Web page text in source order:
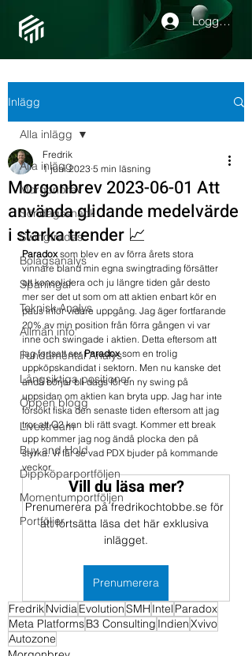
Logga in
Inlägg
Alla inlägg
Morgonbrev
Söndagssnack
Swingtrades
Bolagsanalys
Spaningar
Teknisk Analys
Allmän info
Fundamental Analys
Långsiktiga positioner
Öppen blogg
Livestream
Buy and Hold
Dippköparportföljen
Momentumportföljen
Portföljer
Alla inlägg
Morgonbrev 2023-06-01 Att
använda glidande medelvärde
i starka trender 📈
Fredrik
1 juni 2023 5 min läsning
Paradox som blev en av förra årets stora
vinnare bland min egna swingtrading försätter
att konsolidera och ju längre tiden går desto
mer ser det ut som om att aktien enbart kör en
paus inför vidare uppgång. Jag äger fortfarande
20% av min position från förra gången vi var
inne och swingade i aktien. Detta eftersom att
jag fortsatt ser Paradox som en trolig
uppköpskandidat i sektorn. Men nu kanske det
ändå börjar bli dags för en ny swing på
uppsidan om aktien kan bryta upp. Jag har inte
försökt fiska den senaste tiden eftersom att jag
tror att Q2 kan bli rätt svagt. Kommer ett break
upp kommer jag nog ändå plocka den på
styrka. Vi får se vad PDX bjuder på kommande
veckor.
Vill du läsa mer?
Prenumerera på fredrikochtobbe.se för
att fortsätta läsa det här exklusiva
inlägget.
Prenumerera
FredrikNvidiaEvolutionSMH Intel Paradox
Meta PlatformsB3 Consulting IndienXvivo
Autozone